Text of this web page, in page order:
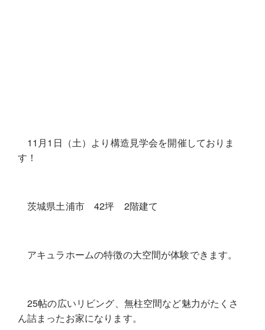
11月1日（土）より構造見学会を開催しておりま
す！
茨城県土浦市 42坪 2階建て
アキュラホームの特徴の大空間が体験できます。
25帖の広いリビング、無柱空間など魅力がたくさ
ん詰まったお家になります。